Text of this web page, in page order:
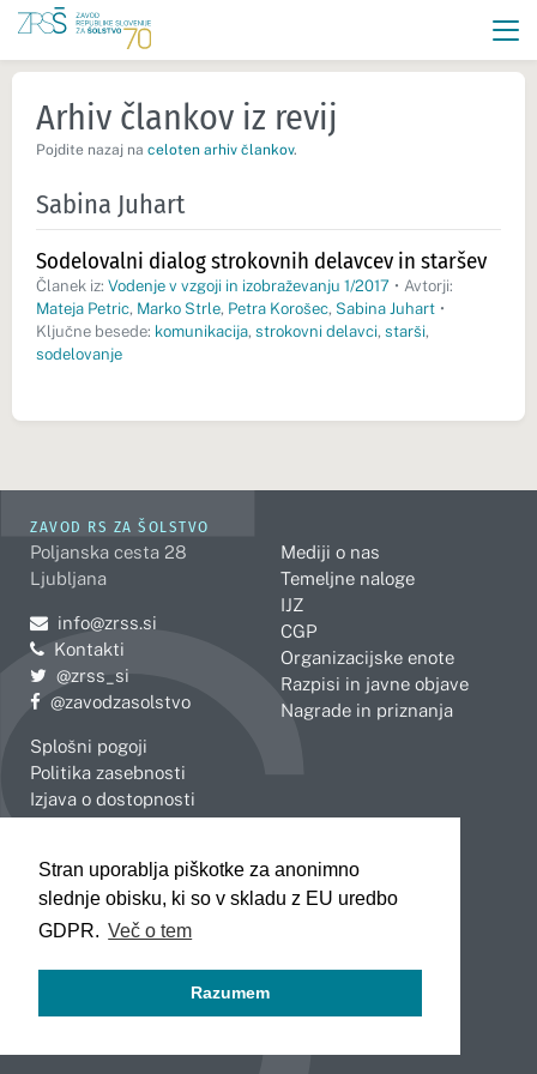
Stran uporablja piškotke za anonimno
slednje obisku, ki so v skladu z EU uredbo
GDPR. Več o tem
Razumem
Arhiv člankov iz revij
Pojdite nazaj na celoten arhiv člankov.
Sabina Juhart
Sodelovalni dialog strokovnih delavcev in staršev
Članek iz: Vodenje v vzgoji in izobraževanju 1/2017 • Avtorji:
Mateja Petric, Marko Strle, Petra Korošec, Sabina Juhart •
Ključne besede: komunikacija, strokovni delavci, starši,
sodelovanje
ZAVOD RS ZA ŠOLSTVO
Poljanska cesta 28
Ljubljana
Pošljite e-mail na
info@zrss.si
Kontakti
Pojdite na Twitter:
@zrss_si
Pojdite na Facebook:
@zavodzasolstvo
Splošni pogoji
Politika zasebnosti
Izjava o dostopnosti
Mediji o nas
Temeljne naloge
IJZ
CGP
Organizacijske enote
Razpisi in javne objave
Nagrade in priznanja
Celje
Koper
Kranj
Novo mesto
Slovenj Gradec